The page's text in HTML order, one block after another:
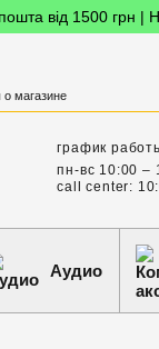
від 1500 грн |
магазине
график
пн-вс 10:00 –
call center:
Аудио